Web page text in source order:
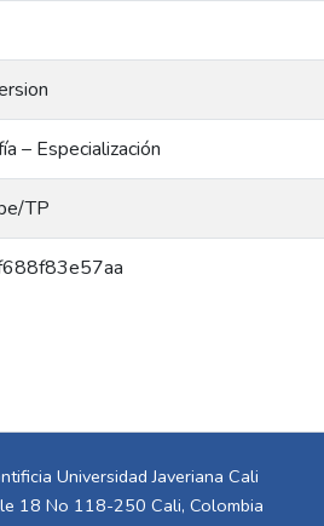
– Especialización
TP
Universidad Javeriana Cali
18 No 118-250 Cali, Colombia